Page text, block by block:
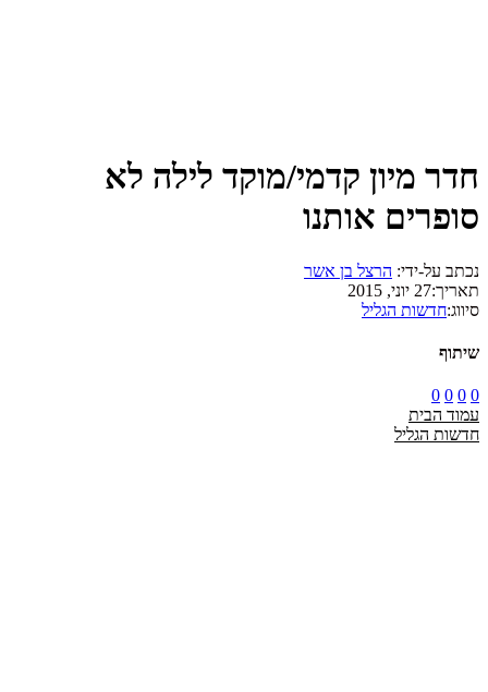
חדר מיון קדמי/מוקד לילה לא
סופרים אותנו
נכתב על-ידי: הרצל בן אשר
תאריך:27 יוני, 2015
סיווג:חדשות הגליל
שיתוף
0
0
0
0
עמוד הבית
חדשות הגליל